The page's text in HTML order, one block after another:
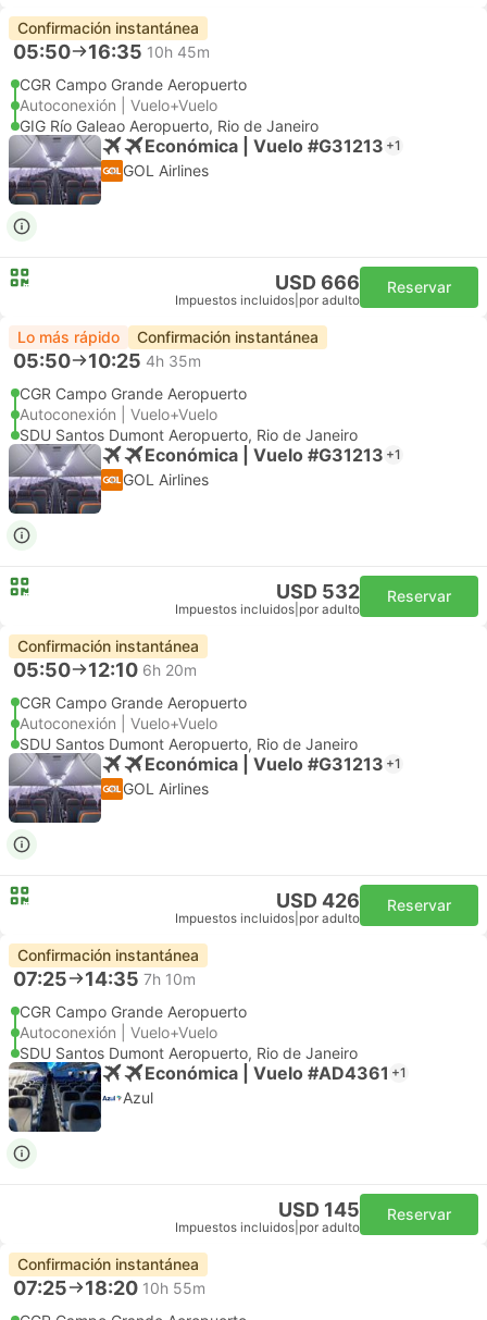
Confirmación instantánea
05:50 16:35 10h 45m
CGR Campo Grande Aeropuerto
Autoconexión | Vuelo+Vuelo
GIG Río Galeao Aeropuerto, Rio de Janeiro
Económica | Vuelo #G31213 +1
GOL Airlines
USD 666
Impuestos incluidos por adulto
Reservar
Lo más rápido Confirmación instantánea
05:50 10:25 4h 35m
CGR Campo Grande Aeropuerto
Autoconexión | Vuelo+Vuelo
SDU Santos Dumont Aeropuerto, Rio de Janeiro
Económica | Vuelo #G31213 +1
GOL Airlines
USD 532
Impuestos incluidos por adulto
Reservar
Confirmación instantánea
05:50 12:10 6h 20m
CGR Campo Grande Aeropuerto
Autoconexión | Vuelo+Vuelo
SDU Santos Dumont Aeropuerto, Rio de Janeiro
Económica | Vuelo #G31213 +1
GOL Airlines
USD 426
Impuestos incluidos por adulto
Reservar
Confirmación instantánea
07:25 14:35 7h 10m
CGR Campo Grande Aeropuerto
Autoconexión | Vuelo+Vuelo
SDU Santos Dumont Aeropuerto, Rio de Janeiro
Económica | Vuelo #AD4361 +1
Azul
USD 145
Impuestos incluidos por adulto
Reservar
Confirmación instantánea
07:25 18:20 10h 55m